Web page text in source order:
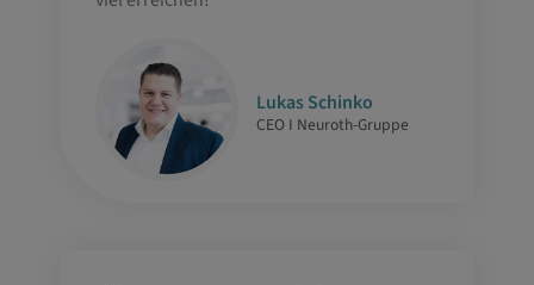
Lukas Schinko
CEO I Neuroth-Gruppe